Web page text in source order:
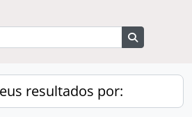
resultados por: